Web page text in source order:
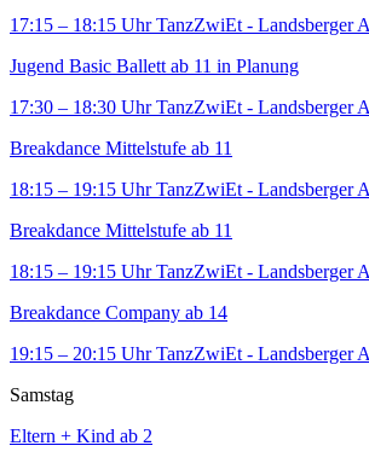
17:15 – 18:15 Uhr TanzZwiEt - Landsberger
Jugend Basic Ballett ab 11 in Planung
17:30 – 18:30 Uhr TanzZwiEt - Landsberger
Breakdance Mittelstufe ab 11
18:15 – 19:15 Uhr TanzZwiEt - Landsberger
Breakdance Mittelstufe ab 11
18:15 – 19:15 Uhr TanzZwiEt - Landsberger
Breakdance Company ab 14
19:15 – 20:15 Uhr TanzZwiEt - Landsberger
Samstag
Eltern + Kind ab 2